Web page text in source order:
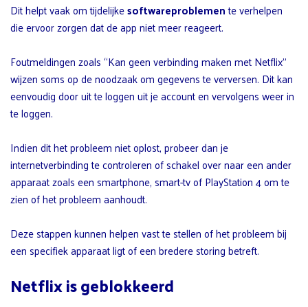
Dit helpt vaak om tijdelijkesoftwareproblemente verhelpen
die ervoor zorgen dat de app niet meer reageert.
Foutmeldingen zoals “Kan geen verbinding maken met Netflix”
wijzen soms op de noodzaak om gegevens te verversen. Dit kan
eenvoudig door uit te loggen uit je account en vervolgens weer in
te loggen.
Indien dit het probleem niet oplost, probeer dan je
internetverbinding te controleren of schakel over naar een ander
apparaat zoals een smartphone, smart-tv of PlayStation 4 om te
zien of het probleem aanhoudt.
Deze stappen kunnen helpen vast te stellen of het probleem bij
een specifiek apparaat ligt of een bredere storing betreft.
Netflix is geblokkeerd